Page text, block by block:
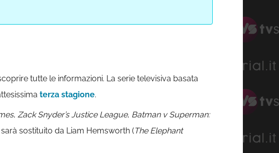
tutte le informazioni. La serie televisiva basata
terza stagione.
, Zack Snyder’s Justice League, Batman v Superman:
sostituito da Liam Hemsworth (The Elephant